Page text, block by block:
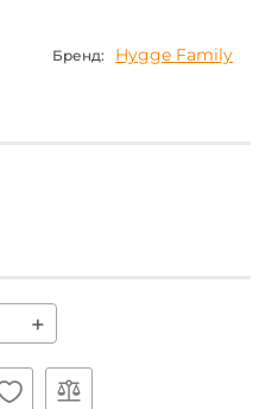
Бренд: Hygge Family
+